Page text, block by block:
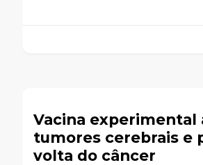
Vacina experimental
tumores cerebrais e
volta do câncer